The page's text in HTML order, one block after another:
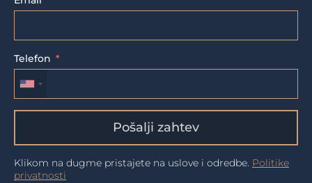
Telefon
Pošalji zahtev
Klikom na dugme pristajete na uslove i odredbe. Politike
privatnosti